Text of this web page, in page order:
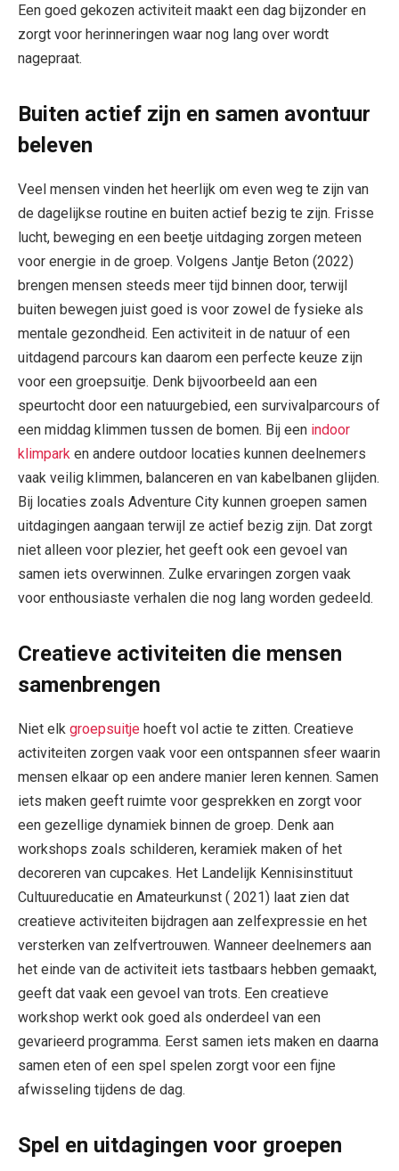
Een goed gekozen activiteit maakt een dag bijzonder en
zorgt voor herinneringen waar nog lang over wordt
nagepraat.
Buiten actief zijn en samen avontuur
beleven
Veel mensen vinden het heerlijk om even weg te zijn van
de dagelijkse routine en buiten actief bezig te zijn. Frisse
lucht, beweging en een beetje uitdaging zorgen meteen
voor energie in de groep. Volgens Jantje Beton (2022)
brengen mensen steeds meer tijd binnen door, terwijl
buiten bewegen juist goed is voor zowel de fysieke als
mentale gezondheid. Een activiteit in de natuur of een
uitdagend parcours kan daarom een perfecte keuze zijn
voor een groepsuitje. Denk bijvoorbeeld aan een
speurtocht door een natuurgebied, een survivalparcours of
een middag klimmen tussen de bomen. Bij een indoor
klimpark en andere outdoor locaties kunnen deelnemers
vaak veilig klimmen, balanceren en van kabelbanen glijden.
Bij locaties zoals Adventure City kunnen groepen samen
uitdagingen aangaan terwijl ze actief bezig zijn. Dat zorgt
niet alleen voor plezier, het geeft ook een gevoel van
samen iets overwinnen. Zulke ervaringen zorgen vaak
voor enthousiaste verhalen die nog lang worden gedeeld.
Creatieve activiteiten die mensen
samenbrengen
Niet elk groepsuitje hoeft vol actie te zitten. Creatieve
activiteiten zorgen vaak voor een ontspannen sfeer waarin
mensen elkaar op een andere manier leren kennen. Samen
iets maken geeft ruimte voor gesprekken en zorgt voor
een gezellige dynamiek binnen de groep. Denk aan
workshops zoals schilderen, keramiek maken of het
decoreren van cupcakes. Het Landelijk Kennisinstituut
Cultuureducatie en Amateurkunst ( 2021) laat zien dat
creatieve activiteiten bijdragen aan zelfexpressie en het
versterken van zelfvertrouwen. Wanneer deelnemers aan
het einde van de activiteit iets tastbaars hebben gemaakt,
geeft dat vaak een gevoel van trots. Een creatieve
workshop werkt ook goed als onderdeel van een
gevarieerd programma. Eerst samen iets maken en daarna
samen eten of een spel spelen zorgt voor een fijne
afwisseling tijdens de dag.
Spel en uitdagingen voor groepen